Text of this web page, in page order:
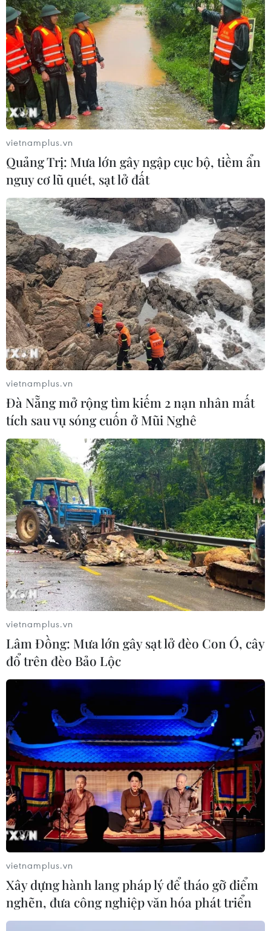
vietnamplus.vn
Quảng Trị: Mưa lớn gây ngập cục bộ, tiềm ẩn
nguy cơ lũ quét, sạt lở đất
vietnamplus.vn
Đà Nẵng mở rộng tìm kiếm 2 nạn nhân mất
tích sau vụ sóng cuốn ở Mũi Nghê
vietnamplus.vn
Lâm Đồng: Mưa lớn gây sạt lở đèo Con Ó, cây
đổ trên đèo Bảo Lộc
vietnamplus.vn
Xây dựng hành lang pháp lý để tháo gỡ điểm
nghẽn, đưa công nghiệp văn hóa phát triển